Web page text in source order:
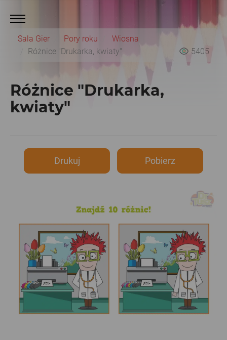
Sala Gier Pory roku
Wiosna
Różnice "Drukarka, kwiaty"
5405
Różnice "Drukarka,
kwiaty"
Drukuj Pobierz